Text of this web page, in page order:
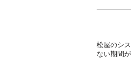
松屋のシ
ない期間